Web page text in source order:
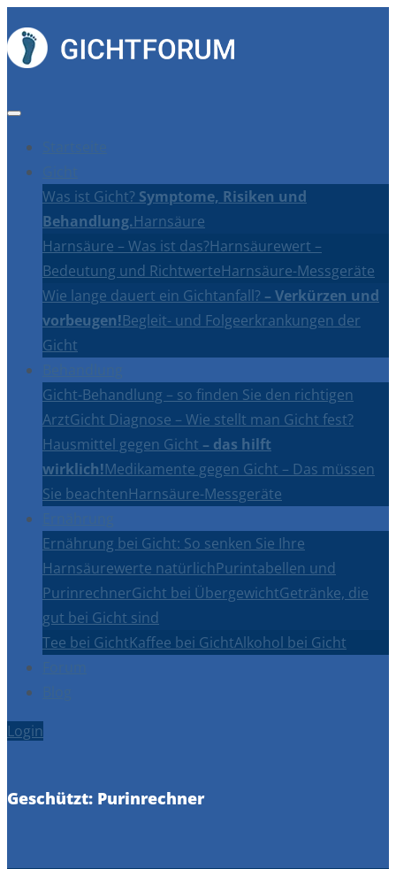
Was ist Gicht? Symptome, Risiken und
Behandlung.Harnsäure
Harnsäure – Was ist das?Harnsäurewert –
Bedeutung und RichtwerteHarnsäure-Messgeräte
Wie lange dauert ein Gichtanfall? – Verkürzen und
vorbeugen!Begleit- und Folgeerkrankungen der
Gicht
Gicht-Behandlung – so finden Sie den richtigen
ArztGicht Diagnose – Wie stellt man Gicht fest?
Hausmittel gegen Gicht – das hilft
wirklich!Medikamente gegen Gicht – Das müssen
Sie beachtenHarnsäure-Messgeräte
Ernährung bei Gicht: So senken Sie Ihre
Harnsäurewerte natürlichPurintabellen und
PurinrechnerGicht bei ÜbergewichtGetränke, die
gut bei Gicht sind
Tee bei GichtKaffee bei GichtAlkohol bei Gicht
Login
Geschützt: Purinrechner